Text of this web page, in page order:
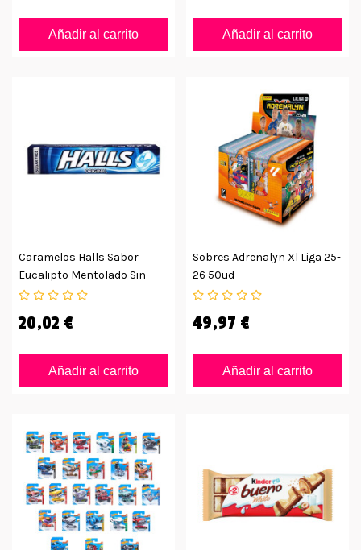
Añadir al carrito Añadir al carrito
Caramelos Halls Sabor
Eucalipto Mentolado Sin
Azúcar
20,02 €
Añadir al carrito
Sobres Adrenalyn Xl Liga 25-
26 50ud
49,97 €
Añadir al carrito